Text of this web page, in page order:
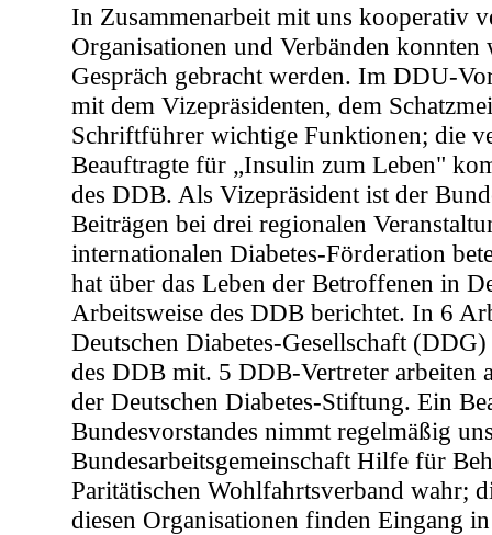
In Zusammenarbeit mit uns kooperativ
Organisationen und Verbänden konnten
Gespräch gebracht werden. Im DDU-
mit dem Vizepräsidenten, dem
Schriftführer wichtige Funktionen; die
Beauftragte für „Insulin zum Leben"
des DDB. Als Vizepräsident ist der
Beiträgen bei drei regionalen
internationalen Diabetes-Förderation
hat über das Leben der Betroffenen in
Arbeitsweise des DDB berichtet. In 6
Deutschen Diabetes-Gesellschaft
des DDB mit. 5 DDB-Vertreter
der Deutschen Diabetes-Stiftung. Ein
Bundesvorstandes nimmt regelmäßig
Bundesarbeitsgemeinschaft Hilfe für
Paritätischen Wohlfahrtsverband wahr;
diesen Organisationen finden Eingang